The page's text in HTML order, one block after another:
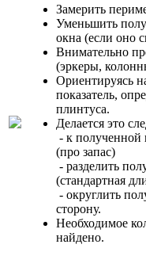
Замерить
Уменьшить
окна (если оно
Внимательно
(эркеры,
Ориентируясь
показатель,
плинтуса.
Делается это
- к полученной
(про запас)
- разделить
(стандартная
- округлить
сторону.
Необходимое
найдено.